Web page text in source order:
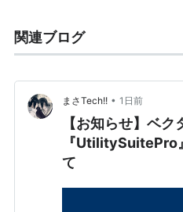
関連ブログ
まさTech!! • 1日前
【お知らせ】ベ
『UtilitySuitePro
て